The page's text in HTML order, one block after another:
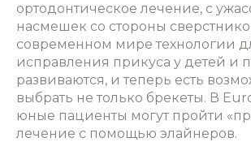
ортодонтическое лечение, с
насмешек со стороны
современном мире технологии
исправления прикуса у детей и
развиваются, и теперь есть
выбрать не только брекеты. В
юные пациенты могут пройти
лечение с помощью элайнеров.